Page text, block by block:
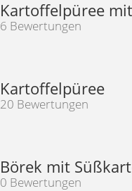
Kartoffelpüree
6 Bewertungen
Kartoffelpüree
20 Bewertungen
Börek mit
0 Bewertungen